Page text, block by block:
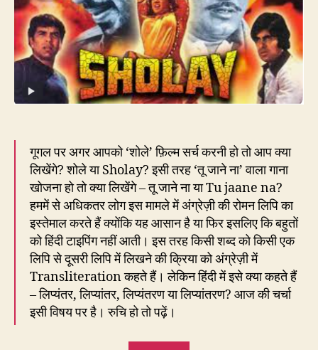
L
A
Y
लिप्यंतरण
है
या
लिप्यांतरण?
गूगल पर अगर आपको ‘शोले’ फ़िल्म सर्च करनी हो तो आप क्या
लिखेंगे? शोले या Sholay? इसी तरह ‘तू जाने ना’ वाला गाना
खोजना हो तो क्या लिखेंगे – तू जाने ना या Tu jaane na?
हममें से अधिकतर लोग इस मामले में अंग्रेज़ी की रोमन लिपि का
इस्तेमाल करते हैं क्योंकि यह आसान है या फिर इसलिए कि बहुतों
को हिंदी टाइपिंग नहीं आती। इस तरह किसी शब्द को किसी एक
लिपि से दूसरी लिपि में लिखने की क्रिया को अंग्रेज़ी में
Transliteration कहते हैं। लेकिन हिंदी में इसे क्या कहते हैं
– लिप्यंतर, लिप्यांतर, लिप्यंतरण या लिप्यांतरण? आज की चर्चा
इसी विषय पर है। रुचि हो तो पढ़ें।